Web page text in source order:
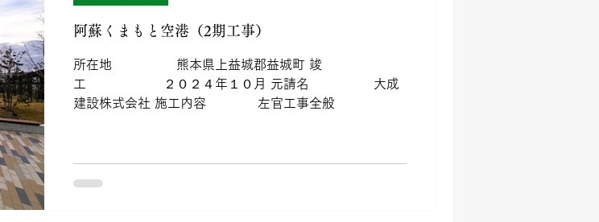
阿蘇くまもと空港（2期工事）
所在地 熊本県上益城郡益城町 竣
工 ２０２４年１０月 元請名 大成
建設株式会社 施工内容 左官工事全般